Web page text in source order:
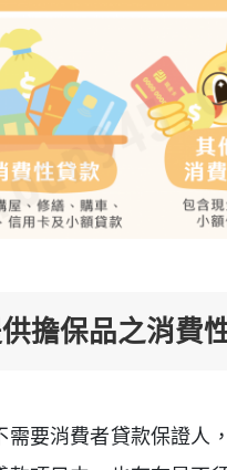
擔保品之消費
需要消費者貸款保證人